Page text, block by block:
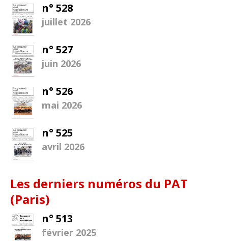
n° 528
juillet 2026
n° 527
juin 2026
n° 526
mai 2026
n° 525
avril 2026
Les derniers numéros du PAT
(Paris)
n° 513
février 2025